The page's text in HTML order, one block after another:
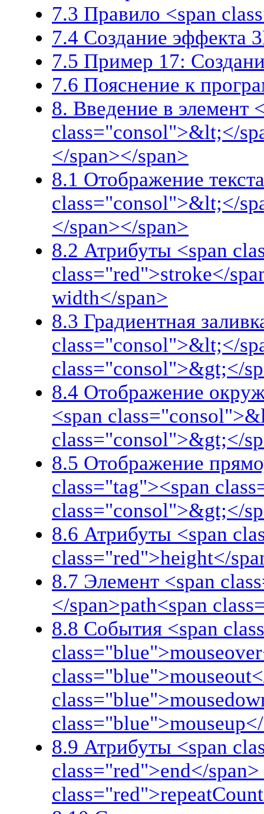
7.3 Правило <span
7.4 Создание эффекта
7.5 Пример 17:
7.6 Пояснение к
8. Введение в элемент
class="consol">&lt;</
</span></span>
8.1 Отображение
class="consol">&lt;</
</span></span>
8.2 Атрибуты <span
class="red">stroke</
width</span>
8.3 Градиентная
class="consol">&lt;</
class="consol">&gt;</
8.4 Отображение
<span
class="consol">&gt;</
8.5 Отображение
class="tag"><span
class="consol">&gt;</
8.6 Атрибуты <span
class="red">height</
8.7 Элемент <span
</span>path<span
8.8 События <span
8.9 Атрибуты <span
class="red">end</